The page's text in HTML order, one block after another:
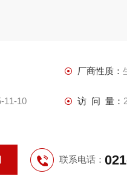
厂商性质：
11-10 访 问 量：
联系电话：